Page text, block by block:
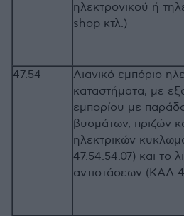
ηλεκτρονικού ή
shop κτλ.)
47.54
Λιανικό εμπόριο
καταστήματα, με
εμπορίου με
βυσμάτων, πριζών
ηλεκτρικών
47.54.54.07) και το
αντιστάσεων